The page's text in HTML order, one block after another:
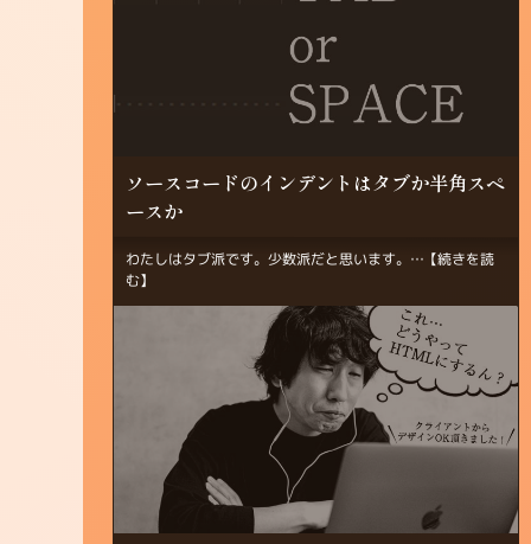
ソースコードのインデントはタブか半角スペ
ースか
わたしはタブ派です。少数派だと思います。… 【続きを読
む】